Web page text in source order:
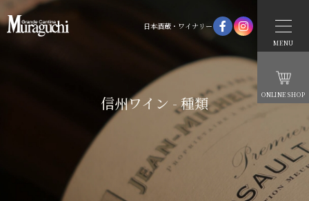
日本酒蔵・ワイナリー
MENU
ONLINE SHOP
信州ワイン - 種類